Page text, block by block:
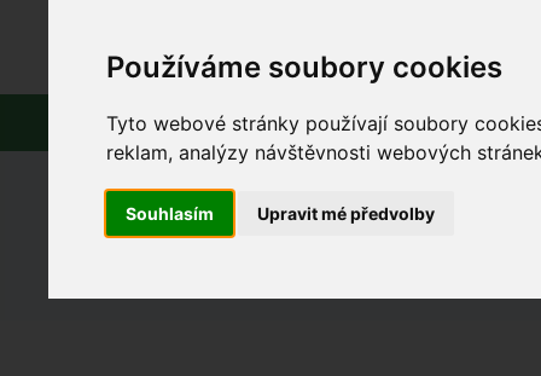
Používáme soubory cookies
Tyto webové stránky používají soubory
reklam, analýzy návštěvnosti webových
Souhlasím Upravit mé předvolby
Slevy až -80% Blog Lexikon
Parfémy Líčení Vlasy Pleť
Ferwer Certifikáty Natural Products Association
Natural Products Association